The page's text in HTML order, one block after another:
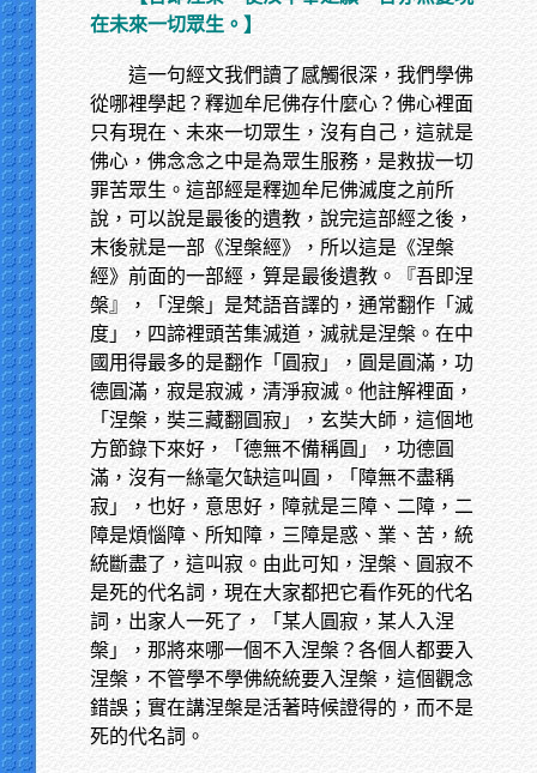
在未來一切眾生。】
這一句經文我們讀了感觸很深，我們學佛
從哪裡學起？釋迦牟尼佛存什麼心？佛心裡面
只有現在、未來一切眾生，沒有自己，這就是
佛心，佛念念之中是為眾生服務，是救拔一切
罪苦眾生。這部經是釋迦牟尼佛滅度之前所
說，可以說是最後的遺教，說完這部經之後，
末後就是一部《涅槃經》，所以這是《涅槃
經》前面的一部經，算是最後遺教。『吾即涅
槃』，「涅槃」是梵語音譯的，通常翻作「滅
度」，四諦裡頭苦集滅道，滅就是涅槃。在中
國用得最多的是翻作「圓寂」，圓是圓滿，功
德圓滿，寂是寂滅，清淨寂滅。他註解裡面，
「涅槃，奘三藏翻圓寂」，玄奘大師，這個地
方節錄下來好，「德無不備稱圓」，功德圓
滿，沒有一絲毫欠缺這叫圓，「障無不盡稱
寂」，也好，意思好，障就是三障、二障，二
障是煩惱障、所知障，三障是惑、業、苦，統
統斷盡了，這叫寂。由此可知，涅槃、圓寂不
是死的代名詞，現在大家都把它看作死的代名
詞，出家人一死了，「某人圓寂，某人入涅
槃」，那將來哪一個不入涅槃？各個人都要入
涅槃，不管學不學佛統統要入涅槃，這個觀念
錯誤；實在講涅槃是活著時候證得的，而不是
死的代名詞。